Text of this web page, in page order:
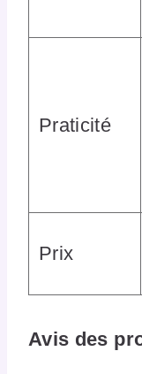
Praticité
Prix
Avis des